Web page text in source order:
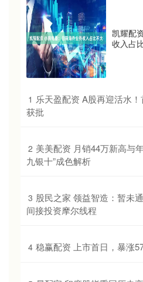
凯耀配
收入占
1 乐天盈配资 A股再迎活水
获批
2 美美配资 月销44万新高与
九银十”成色解析
3 股民之家 领益智造：暂未
间接投资摩尔线程
4 稳赢配资 上市首日，暴涨